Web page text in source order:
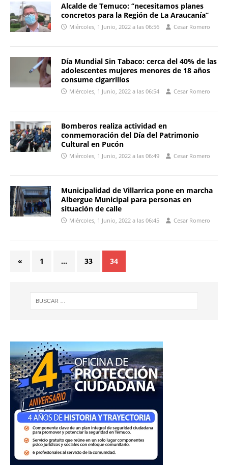
Alcalde de Temuco: ‘’necesitamos planes
concretos para la Región de La Araucanía’’
Miércoles, 1 Junio, 2022 a las 06:56 Cesar Romero
Día Mundial Sin Tabaco: cerca del 40% de las
adolescentes mujeres menores de 18 años
consume cigarrillos
Miércoles, 1 Junio, 2022 a las 06:54 Cesar Romero
Bomberos realiza actividad en
conmemoración del Día del Patrimonio
Cultural en Pucón
Miércoles, 1 Junio, 2022 a las 06:49 Cesar Romero
Municipalidad de Villarrica pone en marcha
Albergue Municipal para personas en
situación de calle
Miércoles, 1 Junio, 2022 a las 06:45 Cesar Romero
« 1 … 33 34